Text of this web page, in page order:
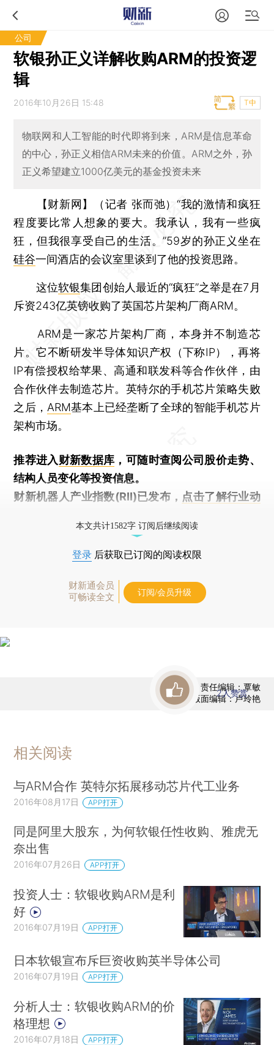
公司
软银孙正义详解收购ARM的投资逻
辑
2016年10月26日 15:48 T中
物联网和人工智能的时代即将到来，ARM是信息革命
的中心，孙正义相信ARM未来的价值。ARM之外，孙
正义希望建立1000亿美元的基金投资未来
【财新网】（记者 张而弛）“我的激情和疯狂
程度要比常人想象的要大。我承认，我有一些疯
狂，但我很享受自己的生活。”59岁的孙正义坐在
硅谷一间酒店的会议室里谈到了他的投资思路。
这位软银集团创始人最近的“疯狂”之举是在7月
斥资243亿英镑收购了英国芯片架构厂商ARM。
ARM是一家芯片架构厂商，本身并不制造芯
片。它不断研发半导体知识产权（下称IP），再将
IP有偿授权给苹果、高通和联发科等合作伙伴，由
合作伙伴去制造芯片。英特尔的手机芯片策略失败
之后， ARM基本上已经垄断了全球的智能手机芯片
架构市场。
推荐进入财新数据库 ，可随时查阅公司股价走势、
结构人员变化等投资信息。
财新机器人产业指数(RII)已发布， 点击了解行业动
本文共计1582字 订阅后继续阅读
登录 后获取已订阅的阅读权限
财新通会员
可畅读全文
订阅/会员升级
责任编辑：覃敏
版面编辑：卢玲艳
2人赞赏
相关阅读
与ARM合作 英特尔拓展移动芯片代工业务
2016年08月17日 APP打开
同是阿里大股东，为何软银任性收购、雅虎无
奈出售
2016年07月26日 APP打开
投资人士：软银收购ARM是利
好
2016年07月19日 APP打开
日本软银宣布斥巨资收购英半导体公司
2016年07月19日 APP打开
分析人士：软银收购ARM的价
格理想
2016年07月18日 APP打开